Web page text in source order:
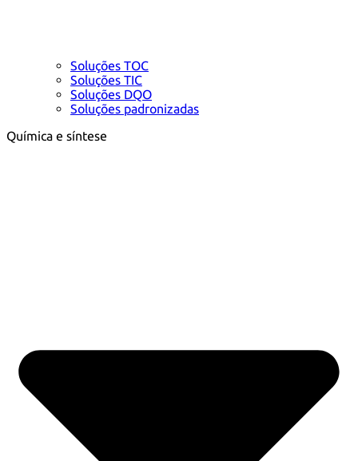
Soluções TOC
Soluções TIC
Soluções DQO
Soluções padronizadas
Química e síntese